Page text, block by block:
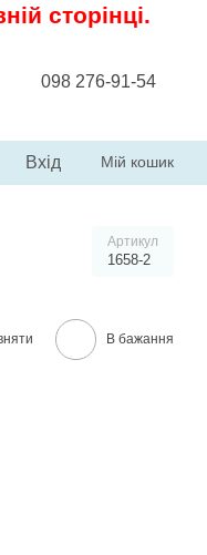
сторінці.
098 276-91-54
Вхід Мій кошик
Артикул
1658-2
В бажання